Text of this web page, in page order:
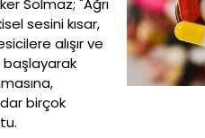
sesini kısar,
alışır ve
birçok